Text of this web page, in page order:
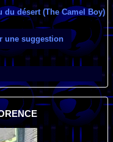
du désert (The Camel Boy)
une suggestion